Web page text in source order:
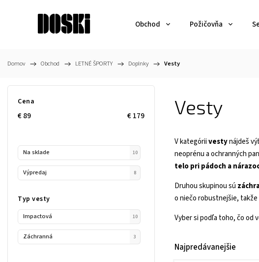
Obchod Požičovňa
Domov / Obchod / LETNÉ ŠPORTY / Doplnky / Vesty
Cena
€89 €179
Na sklade 10
Výpredaj 8
Typ vesty
Impactová 10
Záchranná 3
Vesty
V kategóriivestynájdeš
neoprénu a ochranných
telo pri pádoch a
Druhou skupinou sú
o niečo robustnejšie,
Vyber si podľa toho, čo od
Najpredávanejšie